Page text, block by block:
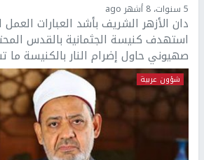
5 سنوات، 8 أشهر ago
دان الأزهر الشريف بأشد العبارات العمل
استهدف كنيسة الجثمانية بالقدس
صهيوني حاول إضرام النار بالكنيسة
شؤون عربية